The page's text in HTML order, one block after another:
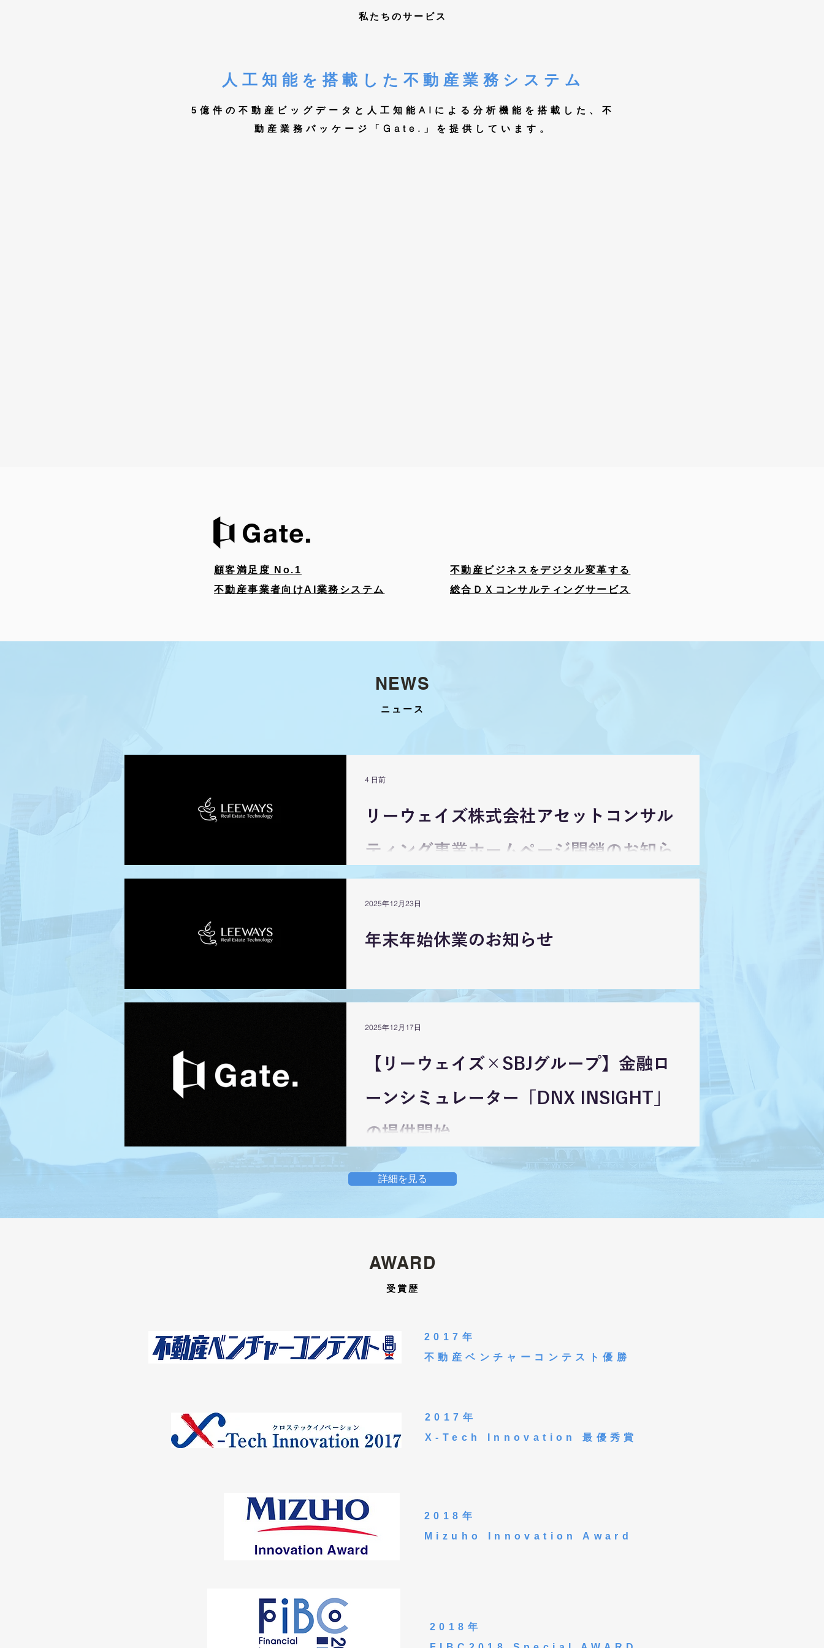
私たちのサービス
人工知能を搭載した​不動産業務システム
5億件の不動産ビッグデータと 人工知能 AI による分析機能を搭載した、 ​不
動産業務パッケージ「 Gate. 」を 提供しています。
顧客満足度 No.1
不動産事業者向けAI業務システム
不動産ビジネスをデジタル変革する
総合ＤＸコンサルティングサービス
NEWS
​ニュース
リーウェイズ株式会社アセットコンサル
ティング事業ホームページ閉鎖のお知ら
せ
4 日前
年末年始休業のお知らせ
2025年12月23日
【リーウェイズ×SBJグループ】金融ロ
ーンシミュレーター「DNX INSIGHT」
の提供開始
2025年12月17日
詳細を見る
AWARD
​受賞歴
2017年
不動産ベンチャーコンテスト優勝
2017年
X-Tech Innovation 最優秀賞
2018年
​Mizuho Innovation Award
2018年